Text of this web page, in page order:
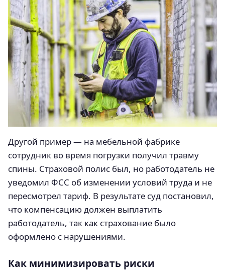
Другой пример — на мебельной фабрике
сотрудник во время погрузки получил травму
спины. Страховой полис был, но работодатель не
уведомил ФСС об изменении условий труда и не
пересмотрел тариф. В результате суд постановил,
что компенсацию должен выплатить
работодатель, так как страхование было
оформлено с нарушениями.
Как минимизировать риски